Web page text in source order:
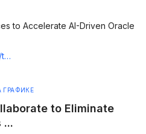
to Accelerate AI-Driven Oracle
ГРАФИКЕ
to Eliminate
...